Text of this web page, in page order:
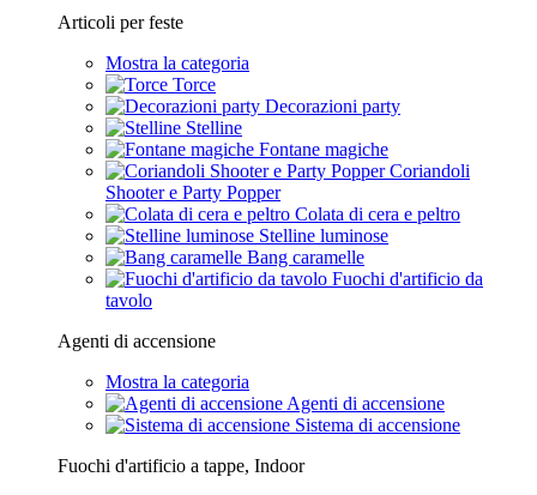
Articoli per feste
Mostra la categoria
Torce
Decorazioni party
Stelline
Fontane magiche
Coriandoli
Shooter e Party Popper
Colata di cera e peltro
Stelline luminose
Bang caramelle
Fuochi d'artificio da
tavolo
Agenti di accensione
Mostra la categoria
Agenti di accensione
Sistema di accensione
Fuochi d'artificio a tappe, Indoor